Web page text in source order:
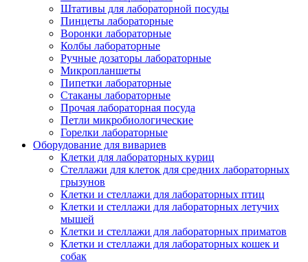
Штативы для лабораторной посуды
Пинцеты лабораторные
Воронки лабораторные
Колбы лабораторные
Ручные дозаторы лабораторные
Микропланшеты
Пипетки лабораторные
Стаканы лабораторные
Прочая лабораторная посуда
Петли микробиологические
Горелки лабораторные
Оборудование для вивариев
Клетки для лабораторных куриц
Стеллажи для клеток для средних лабораторных
грызунов
Клетки и стеллажи для лабораторных птиц
Клетки и стеллажи для лабораторных летучих
мышей
Клетки и стеллажи для лабораторных приматов
Клетки и стеллажи для лабораторных кошек и
собак